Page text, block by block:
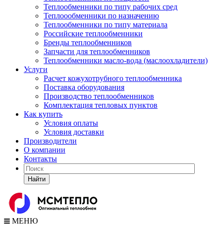
Теплообменники по типу рабочих сред
Теплоообменники по назначению
Теплообменники по типу материала
Российские теплообменники
Бренды теплообменников
Запчасти для теплообменников
Теплообменники масло-вода (маслоохладители)
Услуги
Расчет кожухотрубного теплообменника
Поставка оборудования
Производство теплообменников
Комплектация тепловых пунктов
Как купить
Условия оплаты
Условия доставки
Производители
О компании
Контакты
Найти
МЕНЮ